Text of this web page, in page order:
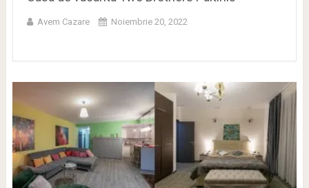
Avem Cazare Noiembrie 20, 2022